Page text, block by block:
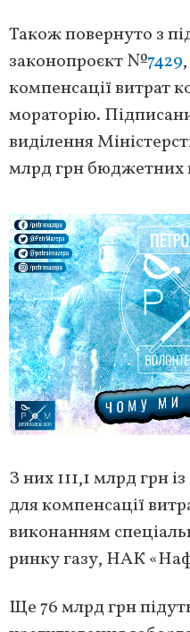
Також повернуто з
законопроєкт №7429
компенсації витрат
мораторію.
виділення
млрд грн бюджетних
З них 111,1 млрд грн
для компенсації
виконанням
ринку газу, НАК
Ще 76 млрд грн